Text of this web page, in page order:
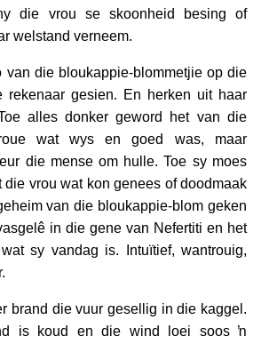
die vrou se skoonheid besing of
welstand verneem.
van die bloukappie-blommetjie op die
rekenaar gesien. En herken uit haar
alles donker geword het van die
wat wys en goed was, maar
die mense om hulle. Toe sy moes
die vrou wat kon genees of doodmaak
van die bloukappie-blom geken
in die gene van Nefertiti en het
sy vandag is. Intuïtief, wantrouig,
brand die vuur gesellig in die kaggel.
is koud en die wind loei soos ŉ